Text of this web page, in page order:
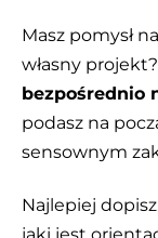
Masz pomysł
własny projekt?
bezpośrednio
podasz na
sensownym
Najlepiej